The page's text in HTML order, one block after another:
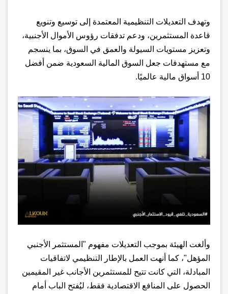
وتهدف التعديلات التنظيمية المعتمدة إلى توسيع وتنويع
قاعدة المستثمرين، ودعم تدفقات رؤوس الأموال الأجنبية،
وتعزيز مستويات السيولة والعمق في السوق، بما ينسجم
مع مستهدفات جعل السوق المالية السعودية ضمن أفضل
10 أسواق مالية عالميًا
.
وألغت الهيئة بموجب التعديلات مفهوم "المستثمر الأجنبي
المؤهل"، كما أنهت العمل بالإطار التنظيمي لاتفاقيات
المبادلة، التي كانت تتيح للمستثمرين الأجانب غير المقيمين
الحصول على المنافع الاقتصادية فقط، ليُفتح الباب أمام